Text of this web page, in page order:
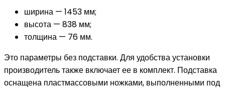
ширина — 1453 мм;
высота — 838 мм;
толщина — 76 мм.
Это параметры без подставки. Для удобства установки
производитель также включает ее в комплект. Подставка
оснащена пластмассовыми ножками, выполненными под